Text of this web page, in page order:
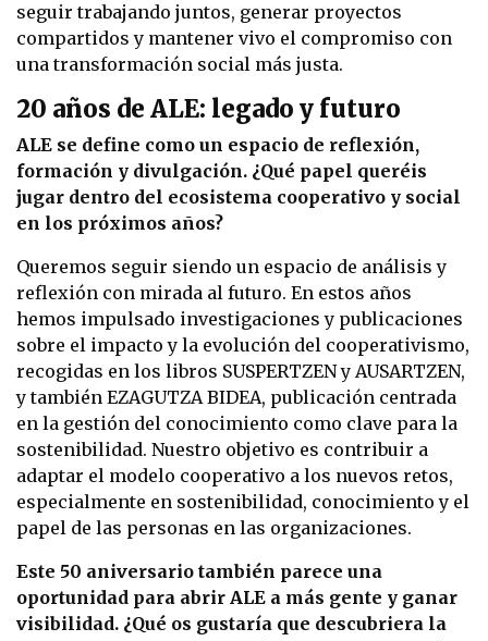
seguir trabajando juntos, generar proyectos
compartidos y mantener vivo el compromiso con
una transformación social más justa.
20 años de ALE: legado y futuro
ALE se define como un espacio de reflexión,
formación y divulgación. ¿Qué papel queréis
jugar dentro del ecosistema cooperativo y social
en los próximos años?
Queremos seguir siendo un espacio de análisis y
reflexión con mirada al futuro. En estos años
hemos impulsado investigaciones y publicaciones
sobre el impacto y la evolución del cooperativismo,
recogidas en los libros SUSPERTZEN y AUSARTZEN,
y también EZAGUTZA BIDEA, publicación centrada
en la gestión del conocimiento como clave para la
sostenibilidad. Nuestro objetivo es contribuir a
adaptar el modelo cooperativo a los nuevos retos,
especialmente en sostenibilidad, conocimiento y el
papel de las personas en las organizaciones.
Este 50 aniversario también parece una
oportunidad para abrir ALE a más gente y ganar
visibilidad. ¿Qué os gustaría que descubriera la